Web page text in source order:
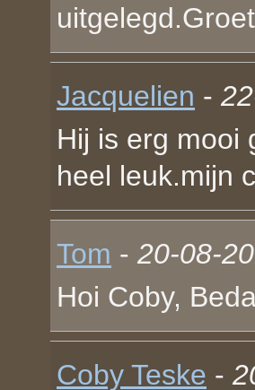
Jacquelien -
Hij is erg mooi
heel leuk.mijn
Tom - 20-08-
Hoi Coby,
Coby Teske -